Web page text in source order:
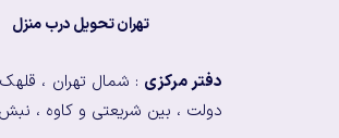
تهران تحویل درب منزل
دفتر مرکزی : شمال تهران ،
دولت ، بین شریعتی و کاوه ،